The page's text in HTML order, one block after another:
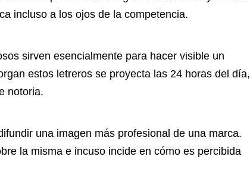
incluso a los ojos de la competencia.
sirven esencialmente para hacer visible un
estos letreros se proyecta las 24 horas del día,
notoria.
una imagen más profesional de una marca.
la misma e incuso incide en cómo es percibida